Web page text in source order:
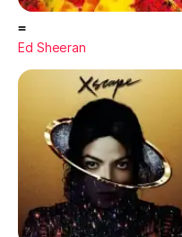
=
Ed Sheeran